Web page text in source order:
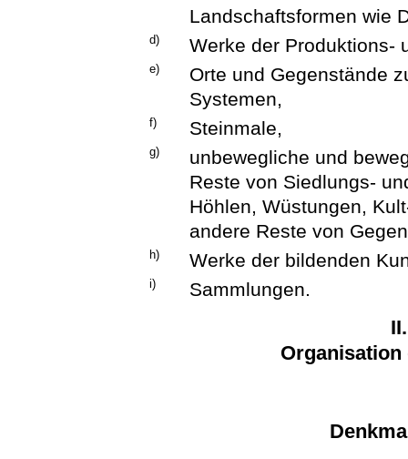
Landschaftsformen wie
d) Werke der Produktions-
e)
Orte und Gegenstände
Systemen,
f) Steinmale,
g)
unbewegliche und
Reste von Siedlungs-
Höhlen, Wüstungen,
andere Reste von
h) Werke der bildenden
i) Sammlungen.
Organisation